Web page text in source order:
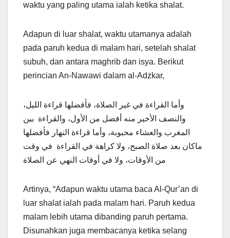
waktu yang paling utama ialah ketika shalat.
Adapun di luar shalat, waktu utamanya adalah
pada paruh kedua di malam hari, setelah shalat
subuh, dan antara maghrib dan isya. Berikut
perincian An-Nawawi dalam al-Adzkar,
وأما القراءة في غير الصلاة، فأفضلها قراءة الليل،
والنصف الأخير منه أفضل من الأول، والقراءة بين
المغرب والعشاء محبوبة، وأما قراءة النهار فأفضلها
ماكان بعد صلاة الصبح، ولا كراهة في القراءة في وقت
من الأوقات، ولا في أوقات النهي عن الصلاة
Artinya, “Adapun waktu utama baca Al-Qur’an di
luar shalat ialah pada malam hari. Paruh kedua
malam lebih utama dibanding paruh pertama.
Disunahkan juga membacanya ketika selang